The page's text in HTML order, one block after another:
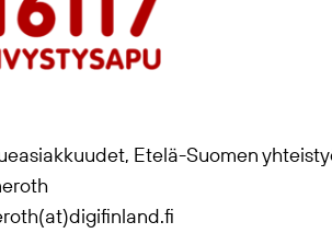
Etelä-Suomen